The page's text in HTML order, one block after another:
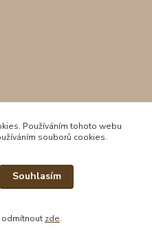
práva vyhrazena
Používáním tohoto webu
souborů cookies.
Souhlasím
odmítnout zde.